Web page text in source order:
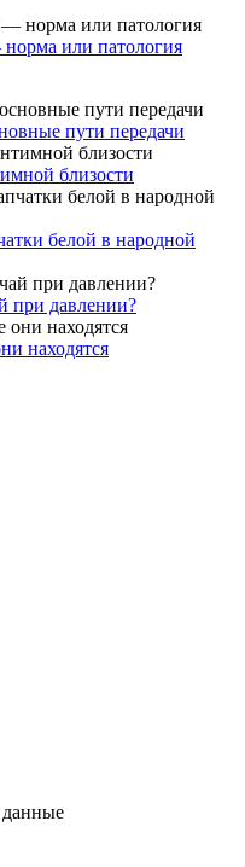
или патология
пути передачи
близости
белой в народной
при давлении?
находятся
данные